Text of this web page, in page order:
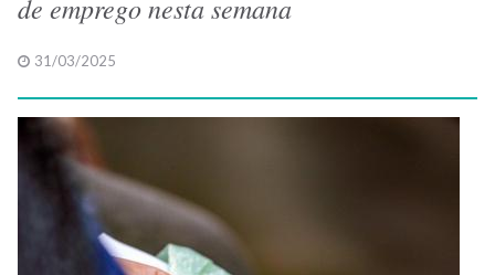
de emprego nesta semana
31/03/2025